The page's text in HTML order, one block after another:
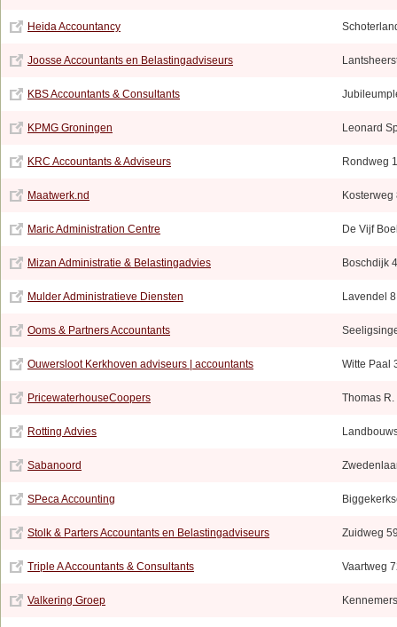
Heida Accountancy
Joosse Accountants en Belastingadviseurs
KBS Accountants & Consultants
KPMG Groningen Leonard
KRC Accountants & Adviseurs Rondweg
Maatwerk.nd Kosterweg
Maric Administration Centre De Vijf
Mizan Administratie & Belastingadvies Boschdijk
Mulder Administratieve Diensten Lavendel 8
Ooms & Partners Accountants
Ouwersloot Kerkhoven adviseurs | accountants Witte Paal
PricewaterhouseCoopers Thomas
Rotting Advies
Sabanoord
SPeca Accounting
Stolk & Parters Accountants en Belastingadviseurs Zuidweg
Triple A Accountants & Consultants Vaartweg
Valkering Groep